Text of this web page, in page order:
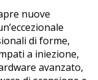
nuove
di forme,
a iniezione,
avanzato,